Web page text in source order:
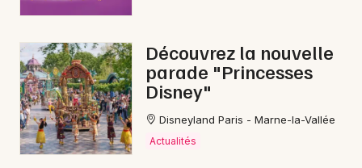
Découvrez la nouvelle
parade "Princesses
Disney"
Disneyland Paris - Marne-la-Vallée
Actualités